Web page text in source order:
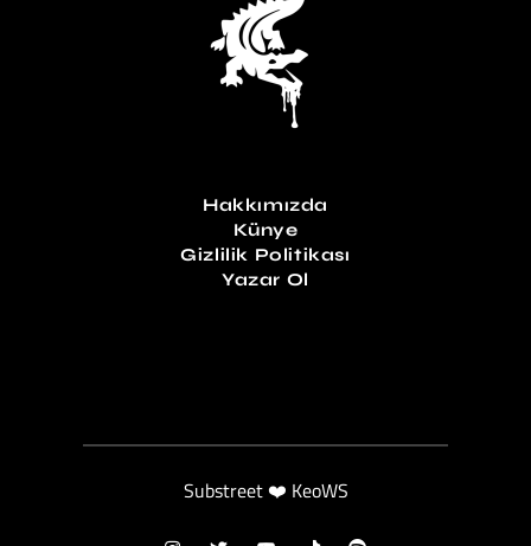
Hakkımızda
Künye
Gizlilik Politikası
Yazar Ol
Substreet ❤️ KeoWS